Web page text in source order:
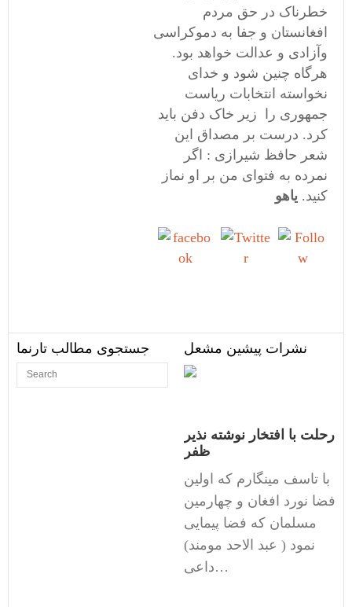
خطرناک در حق مردم
افغانستان و جفا به دموکراسی
وآزادی و عدالت خواهد بود.
هرگاه چنین شود و خدای
نخواسته انتخابات ریاست
جمهوری را زیر خاک دفن باید
کرد. درست بر مصداق این
شعر حافظ شیرازی : اگر
نمرده به فتوای من بر او نماز
کنید. یاهو
جستجوی مطالب تارنما نشرات پیشین مشعل
رحلت با افتخار نوشته نذیر
ظفر
با تاسف مینگارم که اولین
فضا نورد افغان و چهارمین
مسلمان که فضا پیمایی
نمود ( عبد الاحد مومند)
داعی…